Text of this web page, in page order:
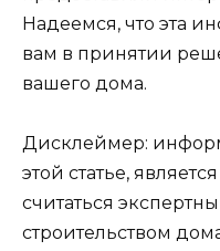
Надеемся, что эта
вам в принятии
вашего дома.
Дисклеймер:
этой статье,
считаться
строительством